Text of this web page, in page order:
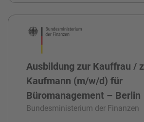
Ausbildung zur Kauffrau /
Kaufmann (m/w/d) für
Büromanagement – Berlin
Bundesministerium der Finanzen